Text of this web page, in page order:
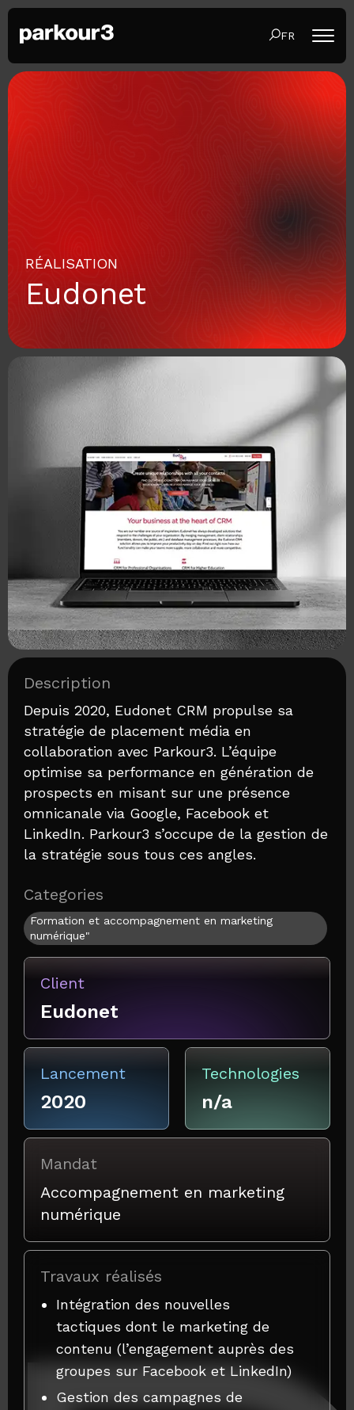
FR
RÉALISATION
Eudonet
Description
Depuis 2020, Eudonet CRM propulse sa
stratégie de placement média en
collaboration avec Parkour3. L’équipe
optimise sa performance en génération de
prospects en misant sur une présence
omnicanale via Google, Facebook et
LinkedIn. Parkour3 s’occupe de la gestion de
la stratégie sous tous ces angles.
Categories
Formation et accompagnement en marketing
numérique"
Client
Eudonet
Lancement
2020
Technologies
n/a
Mandat
Accompagnement en marketing
numérique
Travaux réalisés
Intégration des nouvelles
tactiques dont le marketing de
contenu (l’engagement auprès des
groupes sur Facebook et LinkedIn)
Gestion des campagnes de